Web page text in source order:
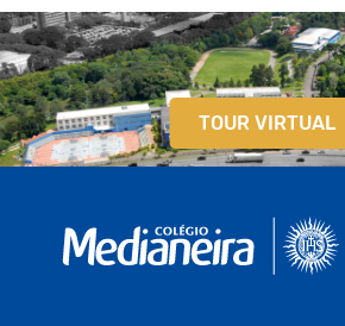
TOUR VIRTUAL